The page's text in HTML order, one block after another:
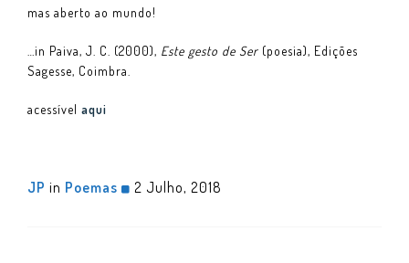
mas aberto ao mundo!
…in Paiva, J. C. (2000), Este gesto de Ser (poesia), Edições
Sagesse, Coimbra.
acessível aqui
JP in Poemas 2 Julho, 2018